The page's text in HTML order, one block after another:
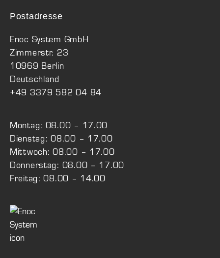
Postadresse
Enoc System GmbH
Zimmerstr. 23
10969 Berlin
Deutschland
+49 3379 582 04 84
Montag: 08.00 – 17.00
Dienstag: 08.00 – 17.00
Mittwoch: 08.00 – 17.00
Donnerstag: 08.00 – 17.00
Freitag: 08.00 – 14.00